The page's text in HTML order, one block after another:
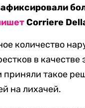
Corriere
количество
в
приняли такое
на лихачей.